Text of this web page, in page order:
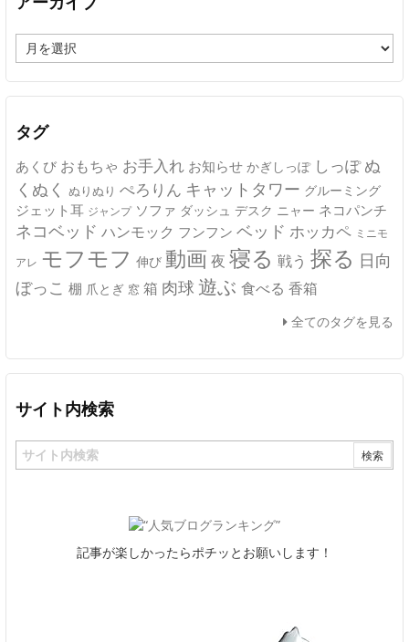
ー
カ
イ
タグ
あくび おもちゃ お手入れ お知らせ かぎしっぽ しっぽ ぬ
くぬく ぬりぬり ぺろりん キャットタワー グルーミング
ジェット耳 ジャンプ ソファ ダッシュ デスク ニャー ネコパンチ
ネコベッド ハンモック フンフン ベッド ホッカペ ミニモ
アレ モフモフ 伸び 動画 夜 寝る 戦う 探る 日向
ぼっこ 棚 爪とぎ 窓 箱 肉球 遊ぶ 食べる 香箱
全てのタグを見る
サイト内検索
記事が楽しかったらポチッとお願いします！